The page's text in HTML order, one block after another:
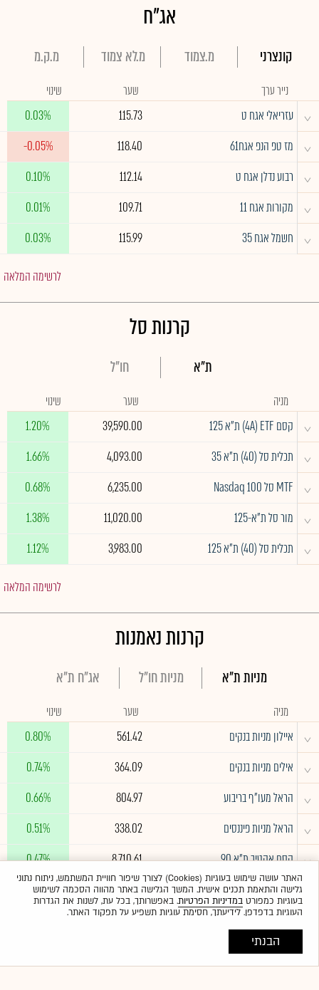
אג"ח
קונצרני מ.צמוד מ.לא צמוד מ.ק.מ
נייר ערך שער שינוי
^ עזריאלי אגח ט 115.73
0.03%
^ מז טפ הנפ אגח61 118.40
-0.05%
^ רבוע נדלן אגח ט 112.14
0.10%
^ מקורות אגח 11 109.71
0.01%
^ חשמל אגח 35 115.99
0.03%
לרשימה המלאה
קרנות סל
ת"א חו"ל
מניה שער שינוי
^ קסם 4A) ETF) ת"א 125 39,590.00
1.20%
^ תכלית סל (40) ת"א 35 4,093.00
1.66%
^ MTF סל Nasdaq 100 6,235.00
0.68%
^ מור סל ת"א-125 11,020.00
1.38%
^ תכלית סל (40) ת"א 125 3,983.00
1.12%
לרשימה המלאה
קרנות נאמנות
מניות ת"א מניות חו"ל אג"ח ת"א
מניה שער שינוי
^ איילון מניות בנקים 561.42
0.80%
^ אילים מניות בנקים 364.09
0.74%
^ הראל מעו"ף בריבוע 804.97
0.66%
^ הראל מניות פיננסים 338.02
0.51%
^ קסם אקטיב ת"א 90 8,710.61
0.47%
לרשימה המלאה
האתר עושה שימוש בעוגיות (Cookies) לצורך שיפור חוויית המשתמש, ניתוח נתוני
גלישה והתאמת תכנים אישית. המשך הגלישה באתר מהווה הסכמה לשימוש
בעוגיות כמפורטבמדיניות הפרטיות. באפשרותך, בכל עת, לשנות את הגדרות
העוגיות בדפדפן. לידיעתך, חסימת עוגיות תשפיע על תפקוד האתר.
הבנתי